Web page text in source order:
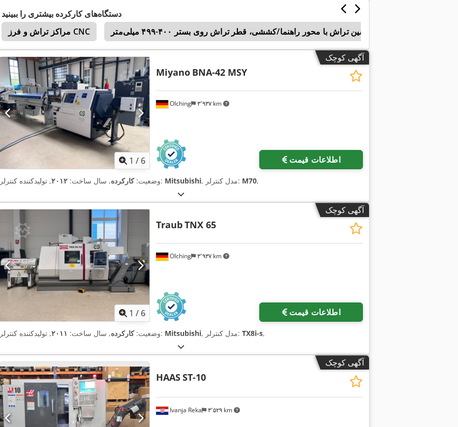
دستگاه‌های کارکرده بیشتری را ببینید
مراکز تراش و فرز CNC
ماشین تراش با محور راهنما/کششی، قطر تراش روی بستر ۴۰۰-۴۹۹ میلی‌متر
آگهی کوچک
1 / 6
OIching ۳٬۹۳۷ km
Miyano BNA-42 MSY
اطلاعات قیمت
وضعیت:کارکرده, سال ساخت: ۲۰۱۲ , تولیدکننده کنترلر: Mitsubishi , مدل کنترلر: M70,
آگهی کوچک
1 / 6
OIching ۳٬۹۳۷ km
TraubTNX 65
اطلاعات قیمت
وضعیت:کارکرده, سال ساخت: ۲۰۱۱ , تولیدکننده کنترلر: Mitsubishi , مدل کنترلر: TX8i-s,
آگهی کوچک
Ivanja Reka ۳٬۵۲۹ km
HAASST-10